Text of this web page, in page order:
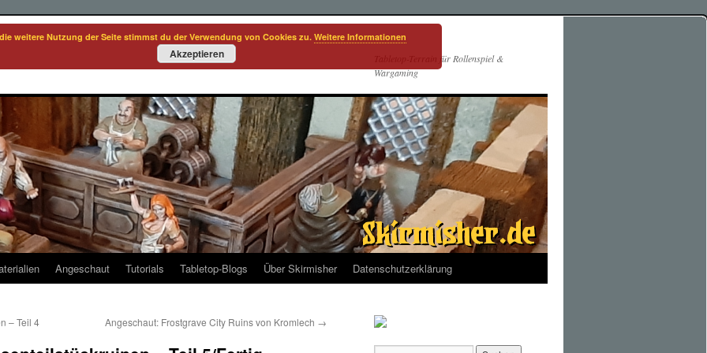
Tabletop-Terrain für Rollenspiel &
Wargaming
Angeschaut Tutorials Tabletop-Blogs Über Skirmisher Datenschutzerklärung
– Teil 4 Angeschaut: Frostgrave City Ruins von Kromlech →
weitere Nutzung der Seite stimmst du der Verwendung von Cookies zu. Weitere Informationen
Akzeptieren